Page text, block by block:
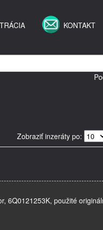
KONTAKT
Zobraziť inzeráty po:
6Q0121253K, použité